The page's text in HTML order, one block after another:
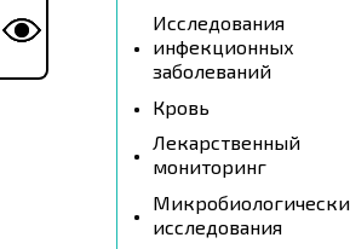
Исследования
инфекционных
заболеваний
Кровь
Лекарственный
мониторинг
исследования